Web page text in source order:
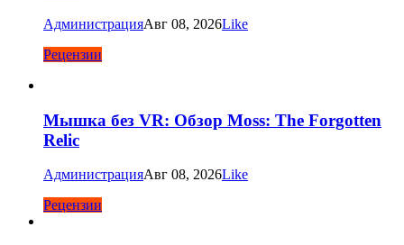
АдминистрацияАвг 08, 2026Like
Рецензии
Мышка без VR: Обзор Moss: The Forgotten
Relic
АдминистрацияАвг 08, 2026Like
Рецензии